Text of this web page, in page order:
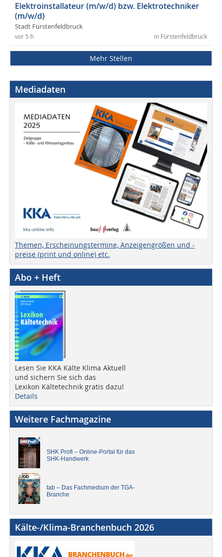
Elektroinstallateur (m/w/d) bzw. Elektrotechniker
(m/w/d)
Stadt Fürstenfeldbruck
in Fürstenfeldbruck
vor 5 h
Mehr Stellen
Mediadaten
Themen, Erscheinungstermine, Anzeigengrößen und -
preise (print und online) etc.
Abo + Heft
Lesen Sie KKA Kälte Klima Aktuell
und sichern Sie sich das
Lexikon Kältetechnik gratis dazu!
Details
Weitere Fachmagazine
SHK Profi – Online-Portal für das
SHK-Handwerk
tab – Das Fachmedium der TGA-
Branche
Kälte-/Klima-Branchenbuch 2026